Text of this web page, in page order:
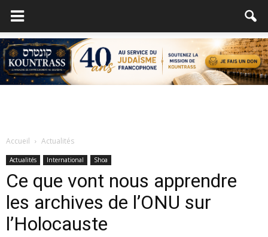
Accueil Actualités
Actualités International Shoa
Ce que vont nous apprendre
les archives de l’ONU sur
l’Holocauste